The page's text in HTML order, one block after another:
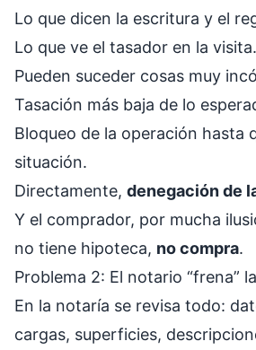
Lo que dicen la escritura y el
Lo que ve el tasador en la visita.
Pueden suceder cosas muy
Tasación más baja de lo
Bloqueo de la operación hasta
situación.
Directamente, denegación de
Y el comprador, por mucha
no tiene hipoteca, no compra.
Problema 2: El notario “frena”
En la notaría se revisa todo:
cargas, superficies,